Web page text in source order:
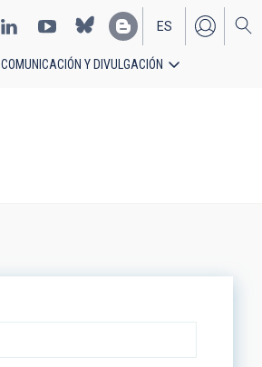
EN
ES
COMUNICACIÓN Y DIVULGACIÓN